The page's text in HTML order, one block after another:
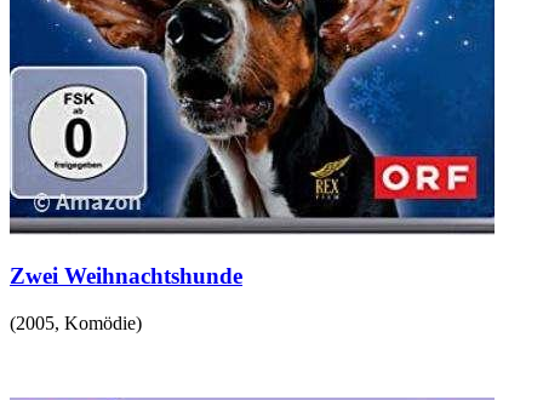
Zwei Weihnachtshunde
(2005, Komödie)